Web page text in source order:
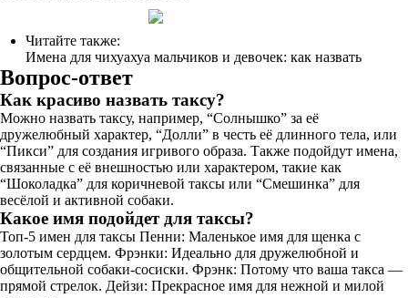
Читайте также:
Имена для чихуахуа мальчиков и девочек: как назвать
Вопрос-ответ
Как красиво назвать таксу?
Можно назвать таксу, например, “Солнышко” за её
дружелюбный характер, “Долли” в честь её длинного тела, или
“Пикси” для создания игривого образа. Также подойдут имена,
связанные с её внешностью или характером, такие как
“Шоколадка” для коричневой таксы или “Смешинка” для
весёлой и активной собаки.
Какое имя подойдет для таксы?
Топ-5 имен для таксы Пенни: Маленькое имя для щенка с
золотым сердцем. Фрэнки: Идеально для дружелюбной и
общительной собаки-сосиски. Фрэнк: Потому что ваша такса —
прямой стрелок. Дейзи: Прекрасное имя для нежной и милой